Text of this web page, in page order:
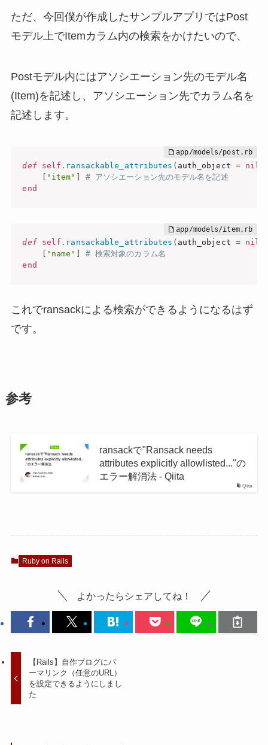
ただ、今回僕が作成したサンプルアプリではPost
モデル上でItemカラム内の検索をかけたいので、
Postモデル内にはアソシエーション先のモデル名
(Item)を記述し、アソシエーション先でカラム名を
記述します。
def self . ransackable_attributes ( auth_object = nil
"item"
# アソシエーション先のモデル名を記述
end
def self . ransackable_attributes ( auth_object = nil
"name"
# 検索対象のカラム名
end
これでransackによる検索ができるようになるはず
です。
参考
Qiita
ransackで"Ransack needs
attributes explicitly allowlisted..."の
エラー解消法 - Qiita
Ruby on Rails
よかったらシェアしてね！
【Rails】自作ブログにパ
ーマリンク（任意のURL）
を設定できるようにしまし
た